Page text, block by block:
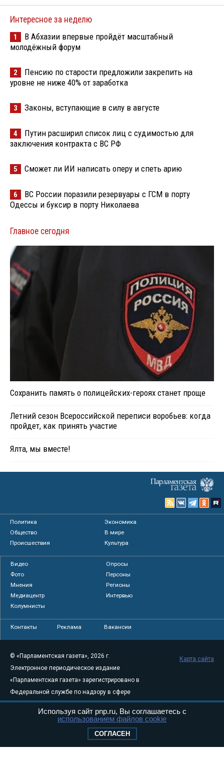
Интересное за неделю
1
В Абхазии впервые пройдёт масштабный
молодёжный форум
2
Пенсию по старости предложили закрепить на
уровне не ниже 40% от заработка
3 Законы, вступающие в силу в августе
4
Путин расширил список лиц с судимостью для
заключения контракта с ВС РФ
5 Сможет ли ИИ написать оперу и спеть арию
6
ВС России поразили резервуары с ГСМ в порту
Одессы и буксир в порту Николаева
Главное сегодня
Сохранить память о полицейских-героях станет проще
Летний сезон Всероссийской переписи воробьев: когда
пройдет, как принять участие
Ялта, мы вместе!
Политика
Экономика
Общество
В мире
Происшествия
Культура
Видео
Опросы
Фото
Персоны
Мнения
Регионы
Медиацентр
Интервью
Колумнисты
Контакты Реклама Вакансии
© «Парламентская газета», 2026 г.
Электронное периодическое издание
«Парламентская газета» зарегистрировано в
Федеральной службе по надзору в сфере
связи, информационных технологий и
массовых коммуникаций (Роскомнадзор) 05
Свидетельство о регистрации Эл № ФС77-
Карта сайта
Используя сайт pnp.ru, Вы соглашаетесь с
использованием файлов cookie
СОГЛАСЕН